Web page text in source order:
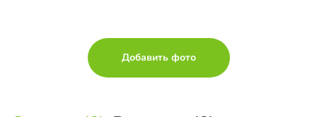
Добавить фото